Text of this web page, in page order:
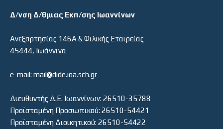
Δ/νση Δ/θμιας Εκπ/σης Ιωαννίνων
Ανεξαρτησίας 146Α & Φιλικής Εταιρείας
45444, Ιωάννινα
e-mail: mail@dide.ioa.sch.gr
Διευθυντής Δ.Ε. Ιωαννίνων: 26510-35788
Προϊσταμένη Προσωπικού: 26510-54421
Προϊσταμένη Διοικητικού: 26510-54422